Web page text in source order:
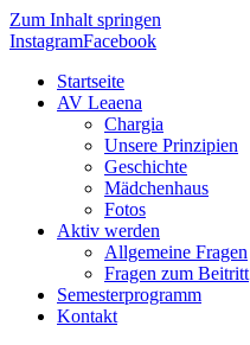
Zum Inhalt springen
InstagramFacebook
Startseite
AV Leaena
Chargia
Unsere Prinzipien
Geschichte
Mädchenhaus
Fotos
Aktiv werden
Allgemeine Fragen
Fragen zum Beitritt
Semesterprogramm
Kontakt